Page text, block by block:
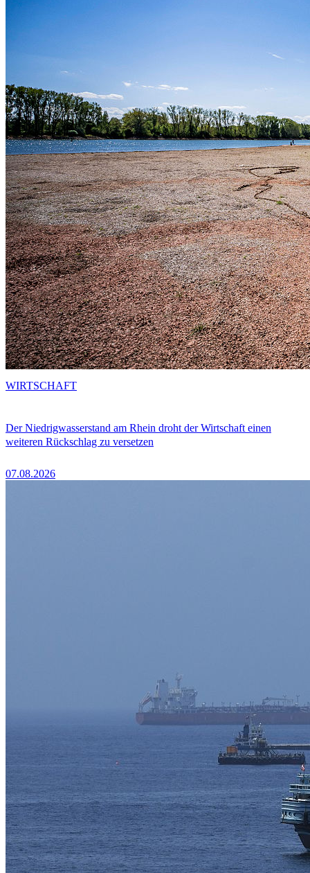
Der Niedrigwasserstand am Rhein droht der Wirtschaft einen
weiteren Rückschlag zu versetzen
07.08.2026
WIRTSCHAFT